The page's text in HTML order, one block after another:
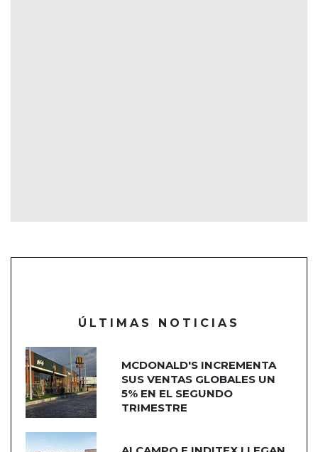
ÚLTIMAS NOTICIAS
MCDONALD'S INCREMENTA
SUS VENTAS GLOBALES UN
5% EN EL SEGUNDO
TRIMESTRE